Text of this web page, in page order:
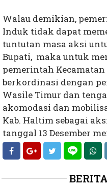
Walau demikian,
Induk tidak dapat
tuntutan masa aksi
Bupati, maka untuk
pemerintah
berkordinasi dengan
Wasile Timur dan
akomodasi dan
Kab. Haltim sebagai
tanggal 13 Desember